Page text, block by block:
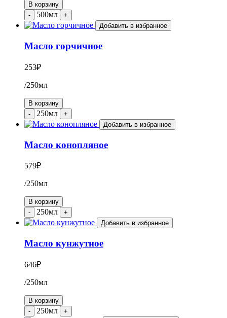
В корзину
-
500мл
+
Добавить в избранное
Масло горчичное
253₽
/250мл
В корзину
-
250мл
+
Добавить в избранное
Масло конопляное
579₽
/250мл
В корзину
-
250мл
+
Добавить в избранное
Масло кунжутное
646₽
/250мл
В корзину
-
250мл
+